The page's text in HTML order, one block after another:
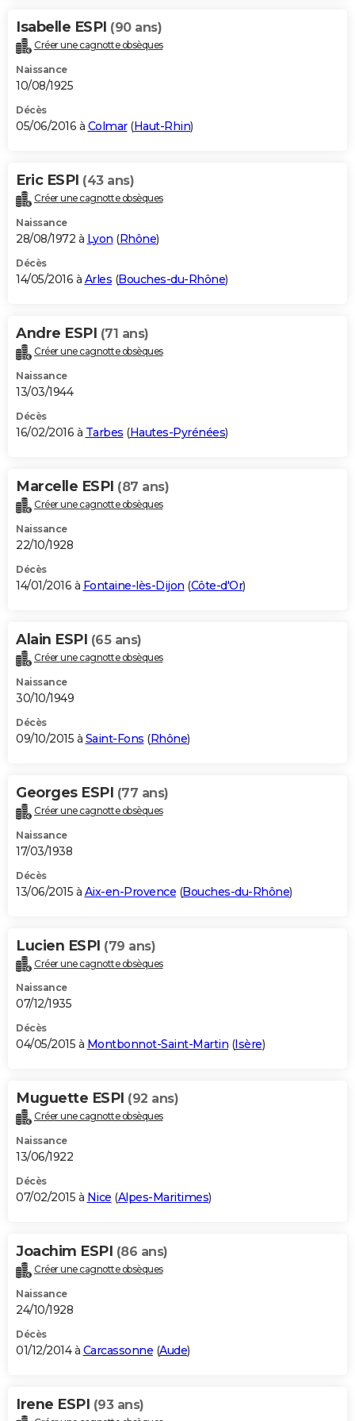
Isabelle ESPI (90 ans)
Créer une cagnotte obsèques
Naissance
10/08/1925
Décès
05/06/2016 à Colmar(Haut-Rhin)
Eric ESPI (43 ans)
Créer une cagnotte obsèques
Naissance
28/08/1972 à Lyon (Rhône)
Décès
14/05/2016 à Arles (Bouches-du-Rhône)
Andre ESPI (71 ans)
Créer une cagnotte obsèques
Naissance
13/03/1944
Décès
16/02/2016 à Tarbes (Hautes-Pyrénées)
Marcelle ESPI (87 ans)
Créer une cagnotte obsèques
Naissance
22/10/1928
Décès
14/01/2016 à Fontaine-lès-Dijon (Côte-d'Or)
Alain ESPI (65 ans)
Créer une cagnotte obsèques
Naissance
30/10/1949
Décès
09/10/2015 à Saint-Fons (Rhône)
Georges ESPI (77 ans)
Créer une cagnotte obsèques
Naissance
17/03/1938
Décès
13/06/2015 à Aix-en-Provence (Bouches-du-Rhône)
Lucien ESPI (79 ans)
Créer une cagnotte obsèques
Naissance
07/12/1935
Décès
04/05/2015 à Montbonnot-Saint-Martin (Isère)
Muguette ESPI (92 ans)
Créer une cagnotte obsèques
Naissance
13/06/1922
Décès
07/02/2015 à Nice (Alpes-Maritimes)
Joachim ESPI (86 ans)
Créer une cagnotte obsèques
Naissance
24/10/1928
Décès
01/12/2014 à Carcassonne (Aude)
Irene ESPI (93 ans)